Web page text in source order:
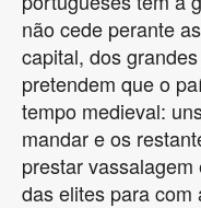
não cede perante
capital, dos
pretendem que o
tempo medieval:
mandar e os
prestar
das elites para